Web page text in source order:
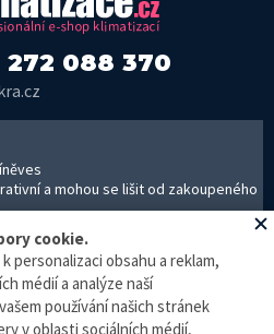
272 088 370
a mohou se lišit od zakoupeného
klimatizace.cz
hodin - kancelář
cookie.
personalizaci obsahu a reklam,
médií a analýze naší
používání našich stránek
v oblasti sociálních médií,